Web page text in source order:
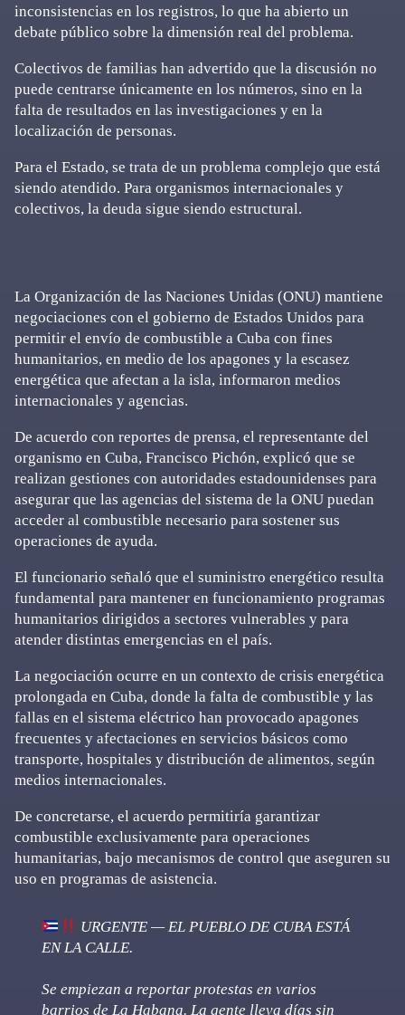
inconsistencias en los registros, lo que ha abierto un
debate público sobre la dimensión real del problema.
Colectivos de familias han advertido que la discusión no
puede centrarse únicamente en los números, sino en la
falta de resultados en las investigaciones y en la
localización de personas.
Para el Estado, se trata de un problema complejo que está
siendo atendido. Para organismos internacionales y
colectivos, la deuda sigue siendo estructural.
La Organización de las Naciones Unidas (ONU) mantiene
negociaciones con el gobierno de Estados Unidos para
permitir el envío de combustible a Cuba con fines
humanitarios, en medio de los apagones y la escasez
energética que afectan a la isla, informaron medios
internacionales y agencias.
De acuerdo con reportes de prensa, el representante del
organismo en Cuba, Francisco Pichón, explicó que se
realizan gestiones con autoridades estadounidenses para
asegurar que las agencias del sistema de la ONU puedan
acceder al combustible necesario para sostener sus
operaciones de ayuda.
El funcionario señaló que el suministro energético resulta
fundamental para mantener en funcionamiento programas
humanitarios dirigidos a sectores vulnerables y para
atender distintas emergencias en el país.
La negociación ocurre en un contexto de crisis energética
prolongada en Cuba, donde la falta de combustible y las
fallas en el sistema eléctrico han provocado apagones
frecuentes y afectaciones en servicios básicos como
transporte, hospitales y distribución de alimentos, según
medios internacionales.
De concretarse, el acuerdo permitiría garantizar
combustible exclusivamente para operaciones
humanitarias, bajo mecanismos de control que aseguren su
uso en programas de asistencia.
URGENTE — EL PUEBLO DE CUBA ESTÁ
EN LA CALLE.
Se empiezan a reportar protestas en varios
barrios de La Habana. La gente lleva días sin